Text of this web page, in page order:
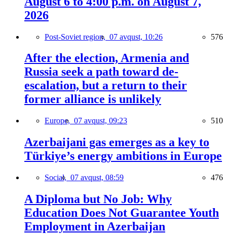
2026
Post-Soviet region, 07 avqust, 10:26 576
After the election, Armenia and
Russia seek a path toward de-
escalation, but a return to their
former alliance is unlikely
Europe, 07 avqust, 09:23 510
Azerbaijani gas emerges as a key to
Türkiye’s energy ambitions in Europe
Social, 07 avqust, 08:59 476
A Diploma but No Job: Why
Education Does Not Guarantee Youth
Employment in Azerbaijan